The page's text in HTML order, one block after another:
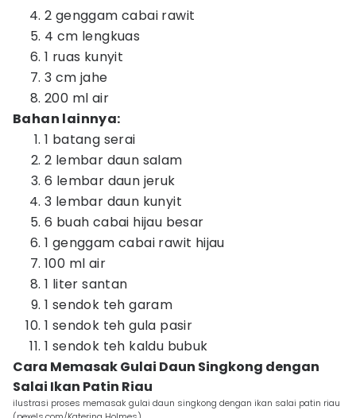
2 genggam cabai rawit
4 cm lengkuas
1 ruas kunyit
3 cm jahe
200 ml air
Bahan lainnya:
1 batang serai
2 lembar daun salam
6 lembar daun jeruk
3 lembar daun kunyit
6 buah cabai hijau besar
1 genggam cabai rawit hijau
100 ml air
1 liter santan
1 sendok teh garam
1 sendok teh gula pasir
1 sendok teh kaldu bubuk
Cara Memasak Gulai Daun Singkong dengan
Salai Ikan Patin Riau
ilustrasi proses memasak gulai daun singkong dengan ikan salai patin riau